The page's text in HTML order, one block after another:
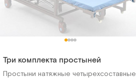
Три комплекта простыней
Простыни натяжные четырехсоставные